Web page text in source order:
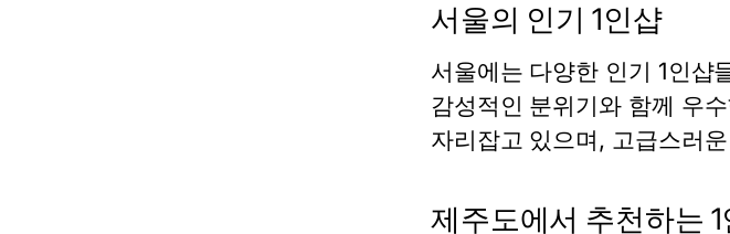
서울의 인기 1인샵
서울에는 다양한 인기 1인샵
감성적인 분위기와 함께 우
자리잡고 있으며, 고급스러
제주도에서 추천하는